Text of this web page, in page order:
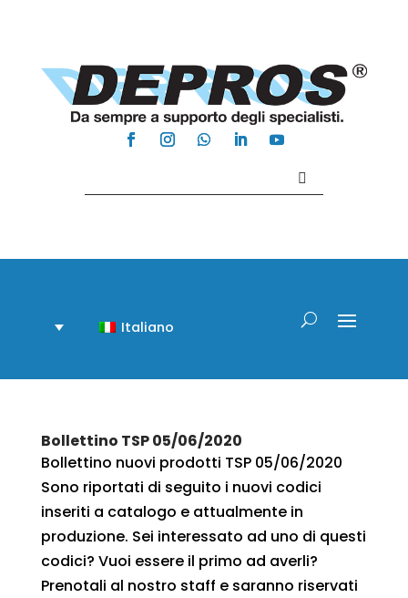
Italiano
Bollettino TSP 05/06/2020
Bollettino nuovi prodotti TSP 05/06/2020
Sono riportati di seguito i nuovi codici
inseriti a catalogo e attualmente in
produzione. Sei interessato ad uno di questi
codici? Vuoi essere il primo ad averli?
Prenotali al nostro staff e saranno riservati